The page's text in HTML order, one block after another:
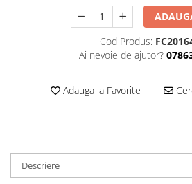
Folii protectie , mape, dosare
Hartie
Carton Colorat
Hartie Foto
Cod Produs:
Ai nevoie de ajutor?
Adauga la Favorite
Descriere